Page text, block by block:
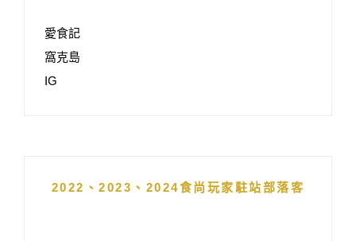
愛食記
窩克島
IG
2022、2023、2024食尚玩家駐站部落客